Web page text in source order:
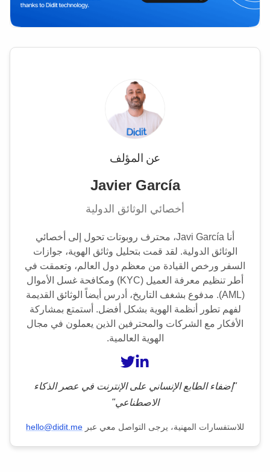
عن المؤلف
Javier García
أخصائي الوثائق الدولية
أنا Javi García، محترف روبوتات تحول إلى أخصائي
الوثائق الدولية. لقد قمت بتحليل وثائق الهوية، جوازات
السفر ورخص القيادة من معظم دول العالم، وتعمقت في
أطر تنظيم معرفة العميل (KYC) ومكافحة غسل الأموال
(AML). مدفوع بشغف التاريخ، أدرس أيضاً الوثائق القديمة
لفهم تطور أنظمة الهوية بشكل أفضل. أستمتع بمشاركة
الأفكار مع الشركات والمحترفين الذين يعملون في مجال
الهوية العالمية.
"إضفاء الطابع الإنساني على الإنترنت في عصر الذكاء
الاصطناعي"
للاستفسارات المهنية، يرجى التواصل معي عبر hello@didit.me